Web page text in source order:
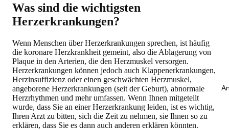
Was sind die wichtigsten
Herzerkrankungen?
Wenn Menschen über Herzerkrankungen sprechen, ist häufig
die koronare Herzkrankheit gemeint, also die Ablagerung von
Plaque in den Arterien, die den Herzmuskel versorgen.
Herzerkrankungen können jedoch auch Klappenerkrankungen,
Herzinsuffizienz oder einen geschwächten Herzmuskel,
angeborene Herzerkrankungen (seit der Geburt), abnormale
Herzrhythmen und mehr umfassen. Wenn Ihnen mitgeteilt
wurde, dass Sie an einer Herzerkrankung leiden, ist es wichtig,
Ihren Arzt zu bitten, sich die Zeit zu nehmen, sie Ihnen so zu
erklären, dass Sie es dann auch anderen erklären könnten.